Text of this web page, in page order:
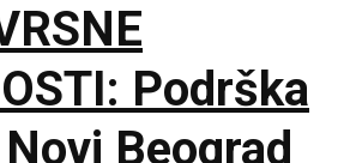
Podrška
Beograd